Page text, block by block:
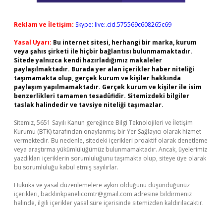
Reklam ve İletişim: Skype: live:.cid.575569c608265c69
Yasal Uyarı: Bu internet sitesi, herhangi bir marka, kurum
veya şahıs şirketi ile hiçbir bağlantısı bulunmamaktadır.
Sitede yalnızca kendi hazırladığımız makaleler
paylaşılmaktadır. Burada yer alan içerikler haber niteliği
taşımamakta olup, gerçek kurum ve kişiler hakkında
paylaşım yapılmamaktadır. Gerçek kurum ve kişiler ile isim
benzerlikleri tamamen tesadüfidir. Sitemizdeki bilgiler
taslak halindedir ve tavsiye niteliği taşımazlar.
Sitemiz, 5651 Sayılı Kanun gereğince Bilgi Teknolojileri ve İletişim
Kurumu (BTK) tarafından onaylanmış bir Yer Sağlayıcı olarak hizmet
vermektedir. Bu nedenle, sitedeki içerikleri proaktif olarak denetleme
veya araştırma yükümlülüğümüz bulunmamaktadır. Ancak, üyelerimiz
yazdıkları içeriklerin sorumluluğunu taşımakta olup, siteye üye olarak
bu sorumluluğu kabul etmiş sayılırlar.
Hukuka ve yasal düzenlemelere aykırı olduğunu düşündüğünüz
içerikleri, backlinkpanelicomtr@gmail.com adresine bildirmeniz
halinde, ilgili içerikler yasal süre içerisinde sitemizden kaldırılacaktır.